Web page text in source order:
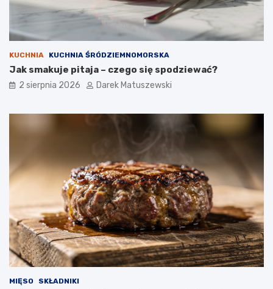
KUCHNIA KUCHNIA ŚRÓDZIEMNOMORSKA
Jak smakuje pitaja – czego się spodziewać?
2 sierpnia 2026 Darek Matuszewski
MIĘSO SKŁADNIKI